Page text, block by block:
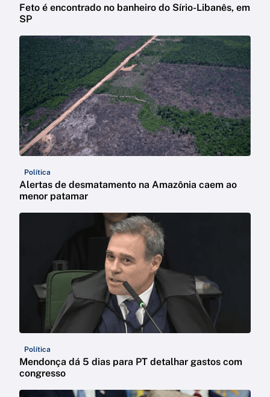
Feto é encontrado no banheiro do Sírio-Libanês, em
SP
Política
Alertas de desmatamento na Amazônia caem ao
menor patamar
Política
Mendonça dá 5 dias para PT detalhar gastos com
congresso